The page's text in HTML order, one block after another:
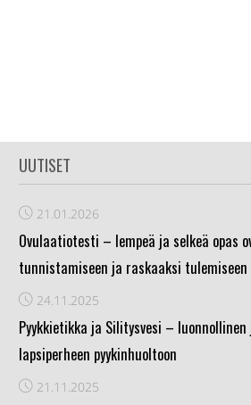
UUTISET
21.01.2026
Ovulaatiotesti – lempeä ja selkeä opas
tunnistamiseen ja raskaaksi tulemiseen
24.11.2025
Pyykkietikka ja Silitysvesi –
lapsiperheen pyykinhuoltoon
21.11.2025